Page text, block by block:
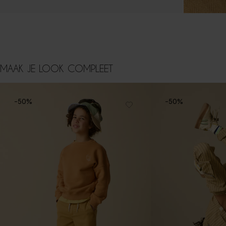
MAAK JE LOOK COMPLEET
-50% -50%